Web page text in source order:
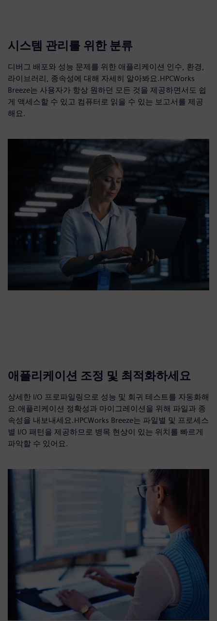
시스템 관리를 위한 분류
디버그 배포와 성능 문제를 위한 애플리케이션 인수, 환경,
라이브러리, 종속성에 대해 자세히 알아봐요.HPCWorks
Breeze는 사용자가 항상 원하던 모든 것을 제공하면서도 쉽
게 액세스할 수 있고 컴퓨터로 읽을 수 있는 보고서를 제공
해요.
애플리케이션 조정 및 최적화하세요
상세한 I/O 프로파일링으로 성능 및 회귀 테스트를 자동화해
요.애플리케이션 정확성과 마이그레이션을 위해 파일과 종
속성을 내보내세요.HPCWorks Breeze는 파일별 및 프로세스
별 I/O 패턴을 제공하므로 병목 현상이 있는 위치를 빠르게
파악할 수 있어요.